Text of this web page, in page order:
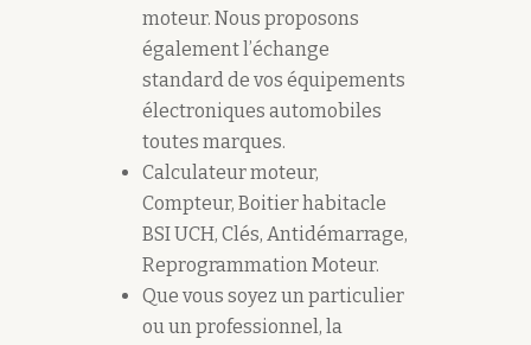
moteur. Nous proposons
également l’échange
standard de vos équipements
électroniques automobiles
toutes marques.
Calculateur moteur,
Compteur, Boitier habitacle
BSI UCH, Clés, Antidémarrage,
Reprogrammation Moteur.
Que vous soyez un particulier
ou un professionnel, la